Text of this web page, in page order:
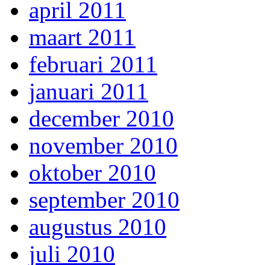
april 2011
maart 2011
februari 2011
januari 2011
december 2010
november 2010
oktober 2010
september 2010
augustus 2010
juli 2010